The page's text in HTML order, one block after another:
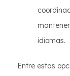
idiomas.
Entre estas